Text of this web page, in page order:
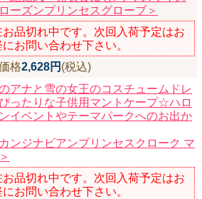
ーズンプリンセスグローブ＞
お品切れ中です。次回入荷予定はお
お問い合わせ下さい。
格2,628円 (税込)
アナと雪の女王のコスチュームドレ
ったりな子供用マントケープ☆ハロ
イベントやテーマパークへのお出か
ンジナビアンプリンセスクローク マ
お品切れ中です。次回入荷予定はお
お問い合わせ下さい。